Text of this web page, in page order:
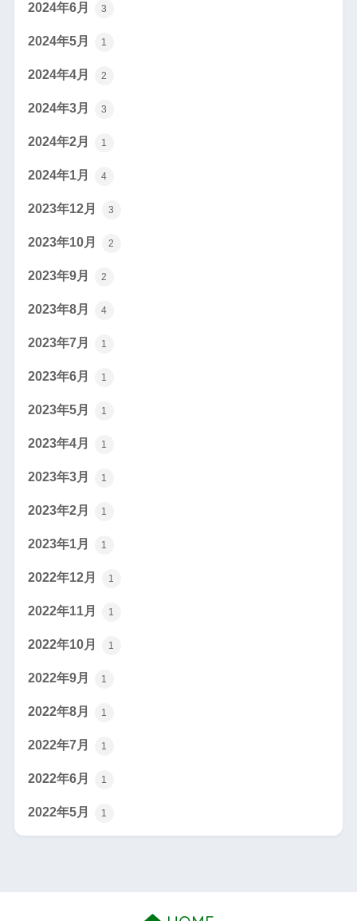
2024年6月 3
2024年5月 1
2024年4月 2
2024年3月 3
2024年2月 1
2024年1月 4
2023年12月 3
2023年10月 2
2023年9月 2
2023年8月 4
2023年7月 1
2023年6月 1
2023年5月 1
2023年4月 1
2023年3月 1
2023年2月 1
2023年1月 1
2022年12月 1
2022年11月 1
2022年10月 1
2022年9月 1
2022年8月 1
2022年7月 1
2022年6月 1
2022年5月 1